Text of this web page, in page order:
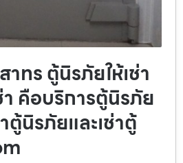
าทร ตู้นิรภัยให้เช่า
า คือบริการตู้นิรภัย
ตู้นิรภัยและเช่าตู้